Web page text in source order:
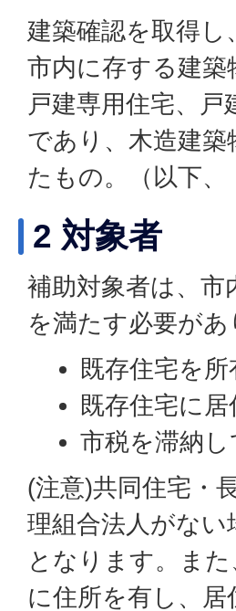
建築確認を取得
市内に存する建
戸建専用住宅、
であり、木造建
たもの。（以下
2 対象者
補助対象者は、
を満たす必要があ
既存住宅を
既存住宅に
市税を滞納し
(注意)共同住宅・
理組合法人がない
となります。ま
に住所を有し、